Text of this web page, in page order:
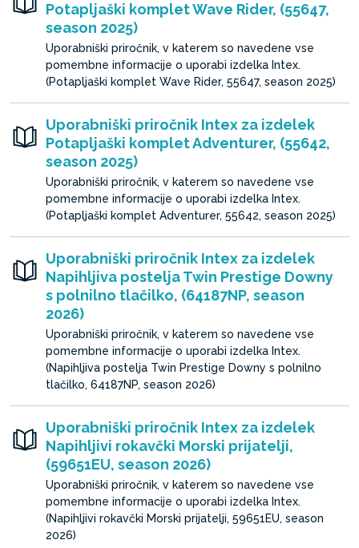
Potapljaški komplet Wave Rider, (55647,
season 2025)
Uporabniški priročnik, v katerem so navedene vse
pomembne informacije o uporabi izdelka Intex.
(Potapljaški komplet Wave Rider, 55647, season 2025)
Uporabniški priročnik Intex za izdelek
Potapljaški komplet Adventurer, (55642,
season 2025)
Uporabniški priročnik, v katerem so navedene vse
pomembne informacije o uporabi izdelka Intex.
(Potapljaški komplet Adventurer, 55642, season 2025)
Uporabniški priročnik Intex za izdelek
Napihljiva postelja Twin Prestige Downy
s polnilno tlačilko, (64187NP, season
2026)
Uporabniški priročnik, v katerem so navedene vse
pomembne informacije o uporabi izdelka Intex.
(Napihljiva postelja Twin Prestige Downy s polnilno
tlačilko, 64187NP, season 2026)
Uporabniški priročnik Intex za izdelek
Napihljivi rokavčki Morski prijatelji,
(59651EU, season 2026)
Uporabniški priročnik, v katerem so navedene vse
pomembne informacije o uporabi izdelka Intex.
(Napihljivi rokavčki Morski prijatelji, 59651EU, season
2026)